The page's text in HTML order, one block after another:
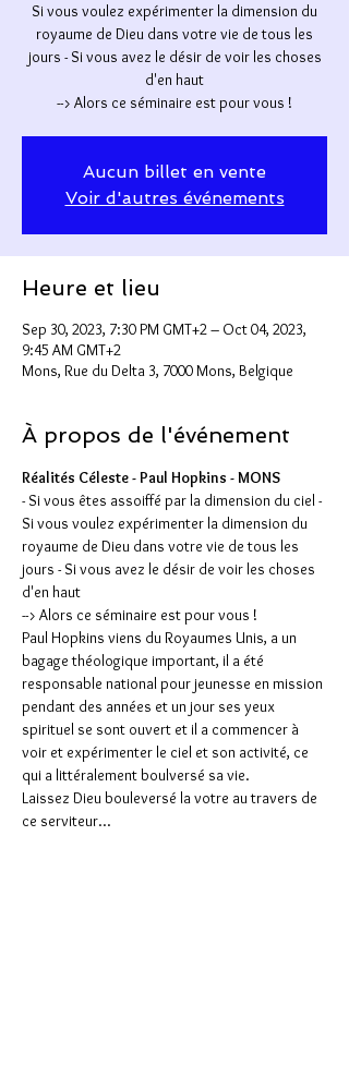
Si vous voulez expérimenter la dimension du
royaume de Dieu dans votre vie de tous les
jours - Si vous avez le désir de voir les choses
d'en haut
Aucun billet en vente
Voir d'autres événements
Heure et lieu
Sep 30, 2023, 7:30 PM GMT+2 – Oct 04, 2023,
9:45 AM GMT+2
Mons, Rue du Delta 3, 7000 Mons, Belgique
À propos de l'événement
Réalités Céleste - Paul Hopkins - MONS
- Si vous êtes assoiffé par la dimension du ciel -
Si vous voulez expérimenter la dimension du
royaume de Dieu dans votre vie de tous les
jours - Si vous avez le désir de voir les choses
d'en haut
--> Alors ce séminaire est pour vous !
Paul Hopkins viens du Royaumes Unis, a un
bagage théologique important, il a été
responsable national pour jeunesse en mission
pendant des années et un jour ses yeux
spirituel se sont ouvert et il a commencer à
voir et expérimenter le ciel et son activité, ce
qui a littéralement boulversé sa vie.
Laissez Dieu bouleversé la votre au travers de
ce serviteur...